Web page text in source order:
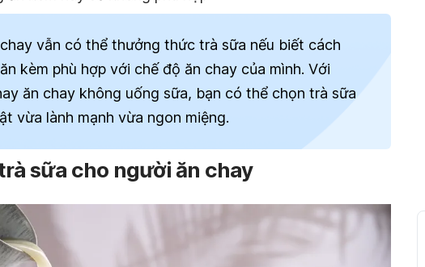
vẫn có thể thưởng thức trà sữa nếu biết cách
kèm phù hợp với chế độ ăn chay của mình. Với
ăn chay không uống sữa, bạn có thể chọn trà sữa
vừa lành mạnh vừa ngon miệng.
sữa cho người ăn chay